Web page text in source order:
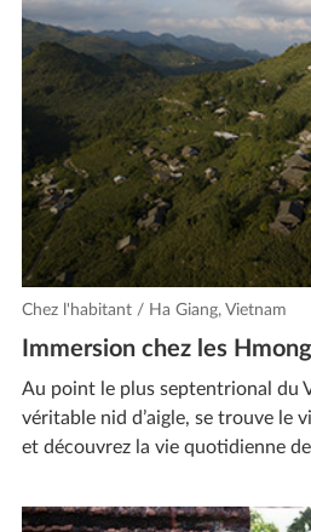
Chez l'habitant / Ha Giang, Vietnam
Immersion chez les
Au point le plus septentrional du
véritable nid d’aigle, se trouve le
et découvrez la vie quotidienne